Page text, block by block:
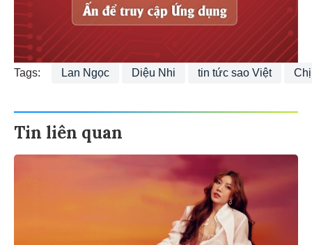
Tags: Lan Ngọc Diệu Nhi tin tức sao Việt
Tin liên quan